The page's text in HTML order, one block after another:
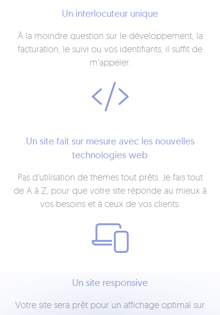
Un interlocuteur unique
À la moindre question sur le développement, la
facturation, le suivi ou vos identifiants, il suffit de
m’appeler.
Un site fait sur mesure avec les nouvelles
technologies web
Pas d’utilisation de thèmes tout prêts. Je fais tout
de A à Z, pour que votre site réponde au mieux à
vos besoins et à ceux de vos clients.
Un site responsive
Votre site sera prêt pour un affichage optimal sur